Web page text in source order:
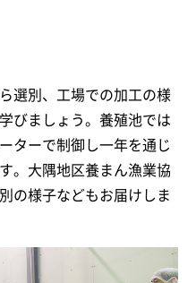
選別、工場での加工の様
びましょう。養殖池では
ターで制御し一年を通じ
。大隅地区養まん漁業協
の様子などもお届けしま